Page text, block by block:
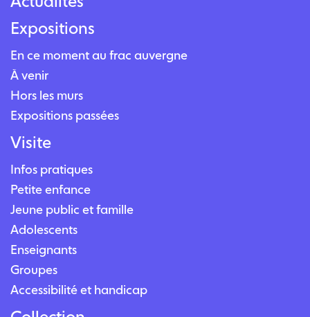
Expositions
En ce moment au frac auvergne
À venir
Hors les murs
Expositions passées
Visite
Infos pratiques
Petite enfance
Jeune public et famille
Adolescents
Enseignants
Groupes
Accessibilité et handicap